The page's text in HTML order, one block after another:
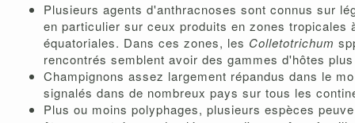
Plusieurs agents d'anthracnoses sont connus sur
en particulier sur ceux produits en zones tropicales
équatoriales. Dans ces zones, les Colletotrichum
rencontrés semblent avoir des gammes d'hôtes
Champignons assez largement répandus dans le
signalés dans de nombreux pays sur tous les
Plus ou moins polyphages, plusieurs espèces